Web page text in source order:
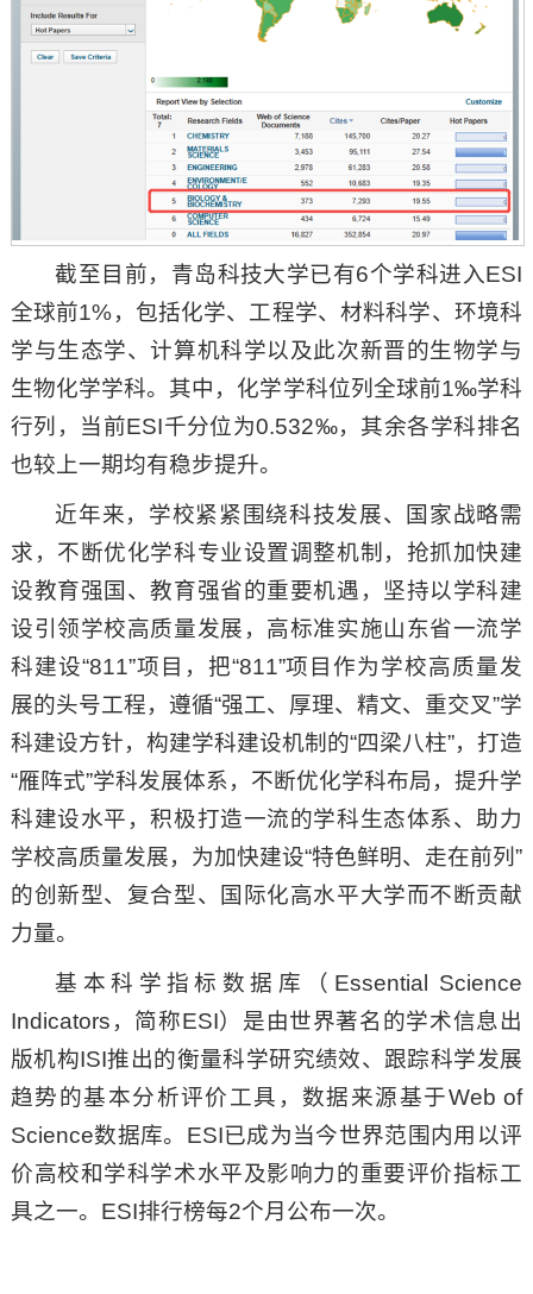
截至目前，青岛科技大学已有6个学科进入ESI
全球前1%，包括化学、工程学、材料科学、环境科
学与生态学、计算机科学以及此次新晋的生物学与
生物化学学科。其中，化学学科位列全球前1‰学科
行列，当前ESI千分位为0.532‰，其余各学科排名
也较上一期均有稳步提升。
近年来，学校紧紧围绕科技发展、国家战略需
求，不断优化学科专业设置调整机制，抢抓加快建
设教育强国、教育强省的重要机遇，坚持以学科建
设引领学校高质量发展，高标准实施山东省一流学
科建设“811”项目，把“811”项目作为学校高质量发
展的头号工程，遵循“强工、厚理、精文、重交叉”学
科建设方针，构建学科建设机制的“四梁八柱”，打造
“雁阵式”学科发展体系，不断优化学科布局，提升学
科建设水平，积极打造一流的学科生态体系、助力
学校高质量发展，为加快建设“特色鲜明、走在前列”
的创新型、复合型、国际化高水平大学而不断贡献
力量。
基本科学指标数据库（Essential Science
Indicators，简称ESI）是由世界著名的学术信息出
版机构ISI推出的衡量科学研究绩效、跟踪科学发展
趋势的基本分析评价工具，数据来源基于Web of
Science数据库。ESI已成为当今世界范围内用以评
价高校和学科学术水平及影响力的重要评价指标工
具之一。ESI排行榜每2个月公布一次。